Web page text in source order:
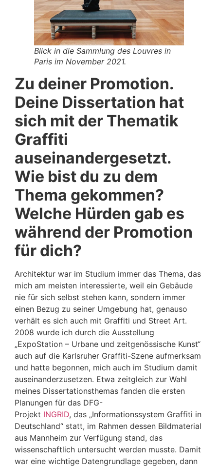
Blick in die Sammlung des Louvres in
Paris im November 2021.
Zu deiner Promotion.
Deine Dissertation hat
sich mit der Thematik
Graffiti
auseinandergesetzt.
Wie bist du zu dem
Thema gekommen?
Welche Hürden gab es
während der Promotion
für dich?
Architektur war im Studium immer das Thema, das
mich am meisten interessierte, weil ein Gebäude
nie für sich selbst stehen kann, sondern immer
einen Bezug zu seiner Umgebung hat, genauso
verhält es sich auch mit Graffiti und Street Art.
2008 wurde ich durch die Ausstellung
„ExpoStation – Urbane und zeitgenössische Kunst“
auch auf die Karlsruher Graffiti-Szene aufmerksam
und hatte begonnen, mich auch im Studium damit
auseinanderzusetzen. Etwa zeitgleich zur Wahl
meines Dissertationsthemas fanden die ersten
Planungen für das DFG-
Projekt INGRID, das „Informationssystem Graffiti in
Deutschland“ statt, im Rahmen dessen Bildmaterial
aus Mannheim zur Verfügung stand, das
wissenschaftlich untersucht werden musste. Damit
war eine wichtige Datengrundlage gegeben, dann